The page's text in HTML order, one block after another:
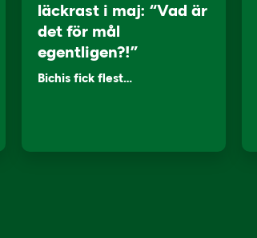
läckrast i maj: “Vad är
det för mål
egentligen?!”
Bichis fick flest…